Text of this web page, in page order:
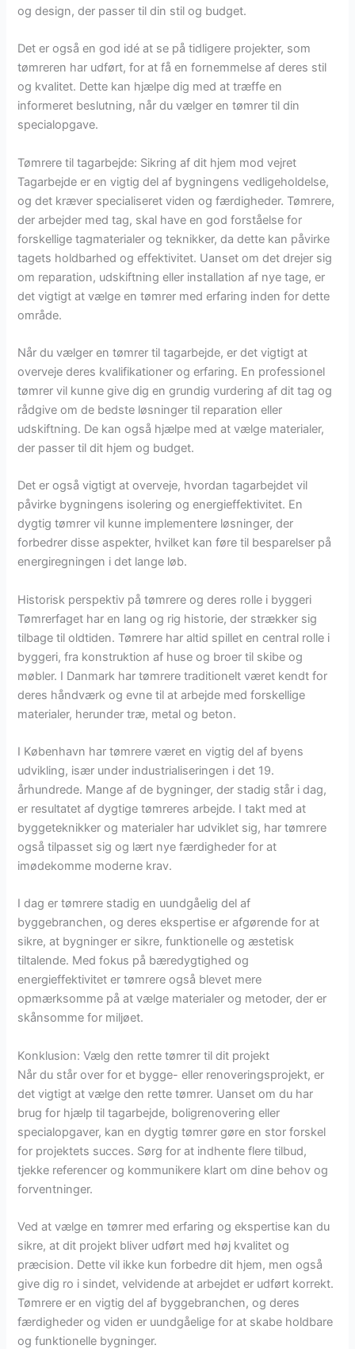
og design, der passer til din stil og budget.
Det er også en god idé at se på tidligere projekter, som
tømreren har udført, for at få en fornemmelse af deres stil
og kvalitet. Dette kan hjælpe dig med at træffe en
informeret beslutning, når du vælger en tømrer til din
specialopgave.
Tømrere til tagarbejde: Sikring af dit hjem mod vejret
Tagarbejde er en vigtig del af bygningens vedligeholdelse,
og det kræver specialiseret viden og færdigheder. Tømrere,
der arbejder med tag, skal have en god forståelse for
forskellige tagmaterialer og teknikker, da dette kan påvirke
tagets holdbarhed og effektivitet. Uanset om det drejer sig
om reparation, udskiftning eller installation af nye tage, er
det vigtigt at vælge en tømrer med erfaring inden for dette
område.
Når du vælger en tømrer til tagarbejde, er det vigtigt at
overveje deres kvalifikationer og erfaring. En professionel
tømrer vil kunne give dig en grundig vurdering af dit tag og
rådgive om de bedste løsninger til reparation eller
udskiftning. De kan også hjælpe med at vælge materialer,
der passer til dit hjem og budget.
Det er også vigtigt at overveje, hvordan tagarbejdet vil
påvirke bygningens isolering og energieffektivitet. En
dygtig tømrer vil kunne implementere løsninger, der
forbedrer disse aspekter, hvilket kan føre til besparelser på
energiregningen i det lange løb.
Historisk perspektiv på tømrere og deres rolle i byggeri
Tømrerfaget har en lang og rig historie, der strækker sig
tilbage til oldtiden. Tømrere har altid spillet en central rolle i
byggeri, fra konstruktion af huse og broer til skibe og
møbler. I Danmark har tømrere traditionelt været kendt for
deres håndværk og evne til at arbejde med forskellige
materialer, herunder træ, metal og beton.
I København har tømrere været en vigtig del af byens
udvikling, især under industrialiseringen i det 19.
århundrede. Mange af de bygninger, der stadig står i dag,
er resultatet af dygtige tømreres arbejde. I takt med at
byggeteknikker og materialer har udviklet sig, har tømrere
også tilpasset sig og lært nye færdigheder for at
imødekomme moderne krav.
I dag er tømrere stadig en uundgåelig del af
byggebranchen, og deres ekspertise er afgørende for at
sikre, at bygninger er sikre, funktionelle og æstetisk
tiltalende. Med fokus på bæredygtighed og
energieffektivitet er tømrere også blevet mere
opmærksomme på at vælge materialer og metoder, der er
skånsomme for miljøet.
Konklusion: Vælg den rette tømrer til dit projekt
Når du står over for et bygge- eller renoveringsprojekt, er
det vigtigt at vælge den rette tømrer. Uanset om du har
brug for hjælp til tagarbejde, boligrenovering eller
specialopgaver, kan en dygtig tømrer gøre en stor forskel
for projektets succes. Sørg for at indhente flere tilbud,
tjekke referencer og kommunikere klart om dine behov og
forventninger.
Ved at vælge en tømrer med erfaring og ekspertise kan du
sikre, at dit projekt bliver udført med høj kvalitet og
præcision. Dette vil ikke kun forbedre dit hjem, men også
give dig ro i sindet, velvidende at arbejdet er udført korrekt.
Tømrere er en vigtig del af byggebranchen, og deres
færdigheder og viden er uundgåelige for at skabe holdbare
og funktionelle bygninger.